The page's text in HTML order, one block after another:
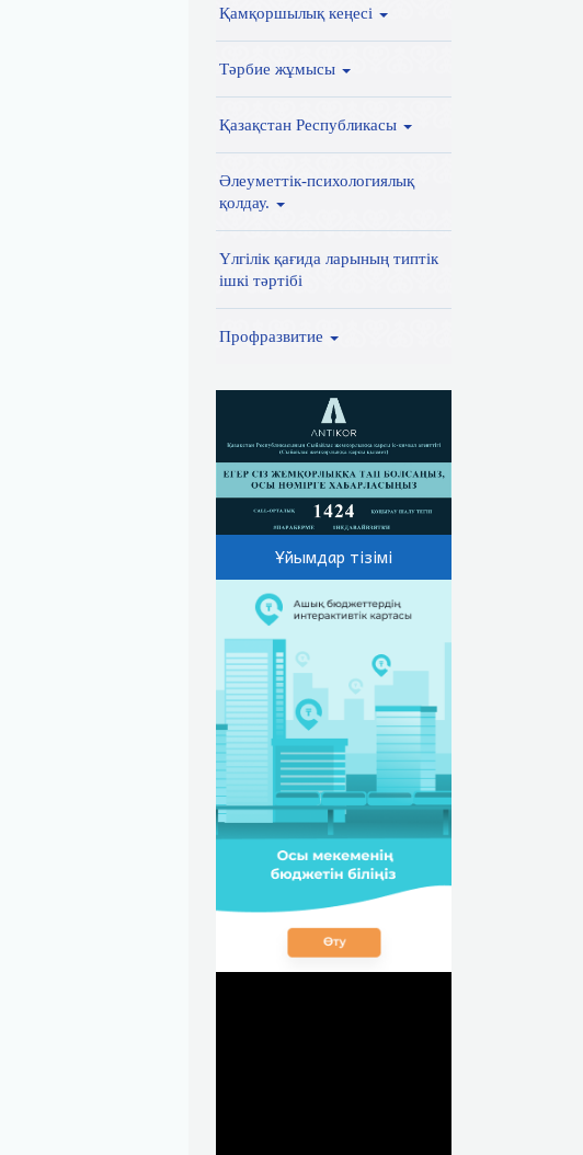
Қамқоршылық кеңесі
Тәрбие жұмысы
Қазақстан Республикасы
Әлеуметтік-психологиялық
қолдау.
Үлгілік қағида ларының типтік
ішкі тәртібі
Профразвитие
Ұйымдар тізімі